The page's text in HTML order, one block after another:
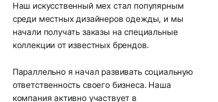
Наш искусственный мех стал популярным
среди местных дизайнеров одежды, и мы
начали получать заказы на специальные
коллекции от известных брендов.
Параллельно я начал развивать социальную
ответственность своего бизнеса. Наша
компания активно участвует в